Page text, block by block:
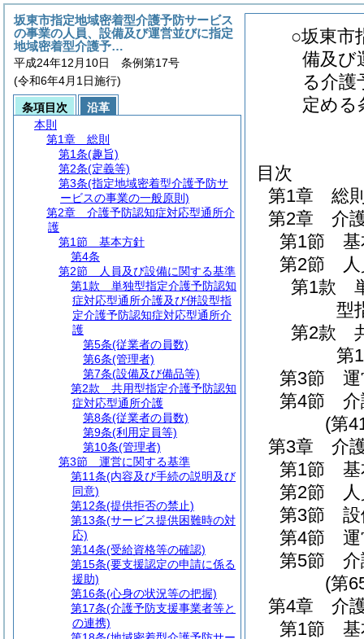
○坂東市
備及び
る介護
定める
目次
第1章
総
第2章
介
第1節
第2節
第1款
型
第2款
第
第3節
第4節
(第
第3章
介
第1節
第2節
第3節
第4節
第5節
(第
第4章
介
第1節
坂東市指定地域密着型介護予防サービス
の事業の人員、設備及び運営並びに指定
地域密着型介護予…
平成24年12月10日 条例第17号
(令和6年4月1日施行)
条項目次
沿革
本則
第1章
総則
第1条(趣旨)
第2条(定義等)
第3条(指定地域密着型介護予防サ
ービスの事業の一般原則)
第2章
介護予防認知症対応型通所介
護
第1節
基本方針
第4条
第2節
人員及び設備に関する基準
第1款
単独型指定介護予防認知
症対応型通所介護及び併設型指
定介護予防認知症対応型通所介
護
第5条(従業者の員数)
第6条(管理者)
第7条(設備及び備品等)
第2款
共用型指定介護予防認知
症対応型通所介護
第8条(従業者の員数)
第9条(利用定員等)
第10条(管理者)
第3節
運営に関する基準
第11条(内容及び手続の説明及び
同意)
第12条(提供拒否の禁止)
第13条(サービス提供困難時の対
応)
第14条(受給資格等の確認)
第15条(要支援認定の申請に係る
援助)
第16条(心身の状況等の把握)
第17条(介護予防支援事業者等と
の連携)